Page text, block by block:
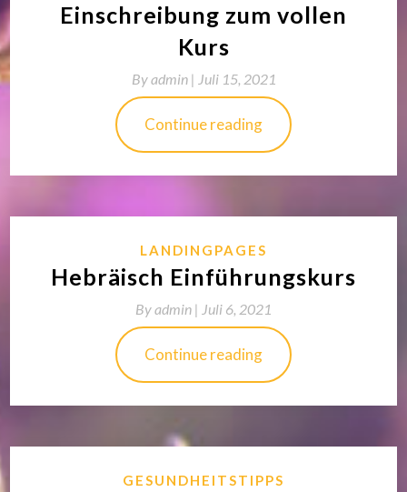
Einschreibung zum vollen
Kurs
Byadmin | Juli 15, 2021
Continue reading
LANDINGPAGES
Hebräisch Einführungskurs
Byadmin | Juli 6, 2021
Continue reading
GESUNDHEITSTIPPS